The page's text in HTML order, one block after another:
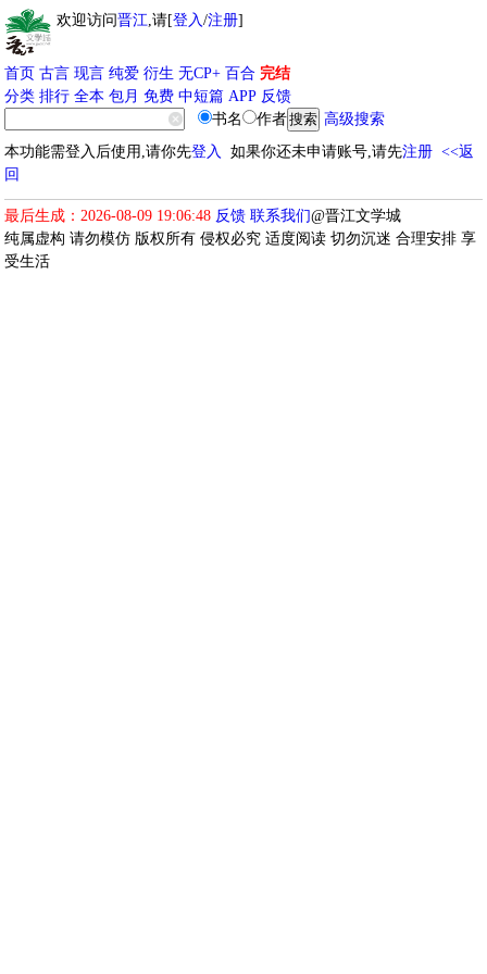
欢迎访问晋江,请[登入/注册]
首页 古言 现言 纯爱 衍生 无CP+ 百合 完结
分类 排行 全本 包月 免费 中短篇 APP 反馈
书名
作者
高级搜索
本功能需登入后使用,请你先登入 如果你还未申请账号,请先注册 <<返
回
最后生成：2026-08-09 19:06:48 反馈 联系我们@晋江文学城
纯属虚构 请勿模仿 版权所有 侵权必究 适度阅读 切勿沉迷 合理安排 享
受生活